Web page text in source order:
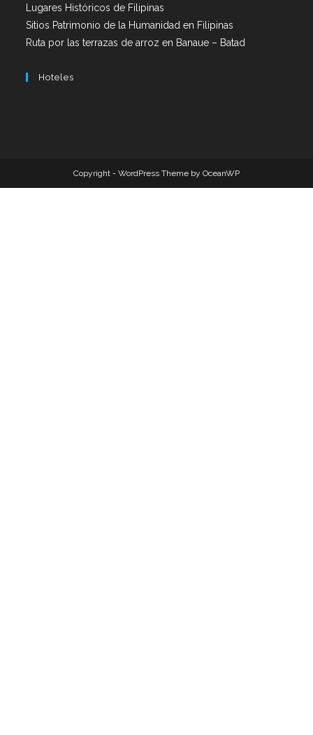
Lugares Históricos de Filipinas
Sitios Patrimonio de la Humanidad en Filipinas
Ruta por las terrazas de arroz en Banaue – Batad
Hoteles
Copyright - WordPress Theme by OceanWP